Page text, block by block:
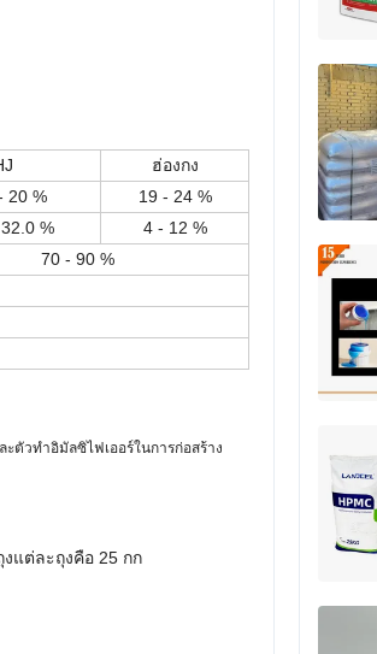
ฮ่องกง
20 %
19 - 24 %
%
4 - 12 %
70 - 90 %
ตัวทำอิมัลซิไฟเออร์ในการก่อสร้าง
แต่ละถุงคือ 25 กก